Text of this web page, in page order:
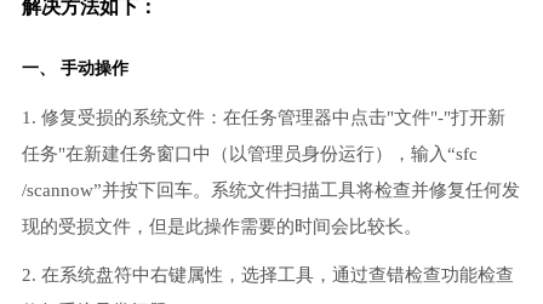
解决方法如下：
一、 手动操作
1. 修复受损的系统文件：在任务管理器中点击"文件"-"打开新
任务"在新建任务窗口中（以管理员身份运行），输入“sfc
/scannow”并按下回车。系统文件扫描工具将检查并修复任何发
现的受损文件，但是此操作需要的时间会比较长。
2. 在系统盘符中右键属性，选择工具，通过查错检查功能检查